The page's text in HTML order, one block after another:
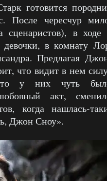
готовится
После чересчур
в ходе
девочки, в комнату
Предлагая
что видит в нем
у них чуть
акт,
когда нашлась-
Джон Сноу».